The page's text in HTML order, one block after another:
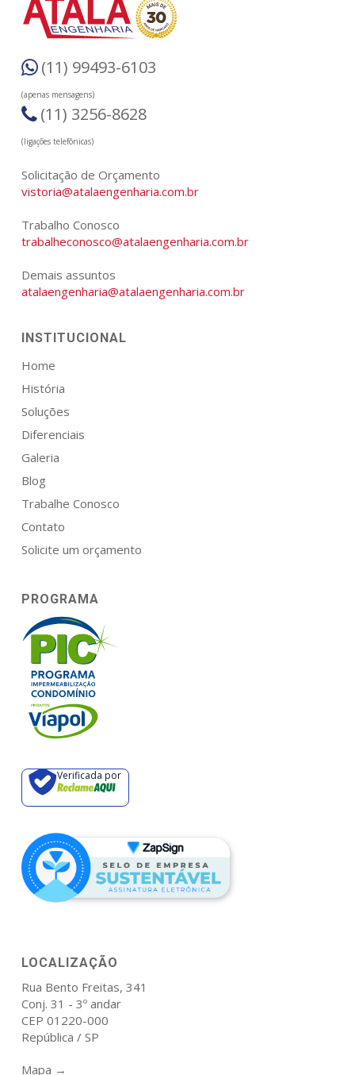
(11) 99493-6103
(apenas mensagens)
(11) 3256-8628
(ligações telefônicas)
Solicitação de Orçamento
vistoria@atalaengenharia.com.br
Trabalho Conosco
trabalheconosco@atalaengenharia.com.br
Demais assuntos
atalaengenharia@atalaengenharia.com.br
INSTITUCIONAL
Home
História
Soluções
Diferenciais
Galeria
Blog
Trabalhe Conosco
Contato
Solicite um orçamento
PROGRAMA
Verificada por
LOCALIZAÇÃO
Rua Bento Freitas, 341
Conj. 31 - 3º andar
CEP 01220-000
República / SP
Mapa →